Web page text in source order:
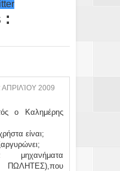
:
ΑΠΡΙΛΊΟΥ 2009
ο Καλημέρης
είναι;